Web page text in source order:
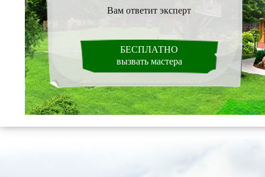
Вам ответит эксперт
БЕСПЛАТНО
вызвать мастера